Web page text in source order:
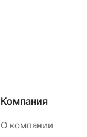
Компания
О компании